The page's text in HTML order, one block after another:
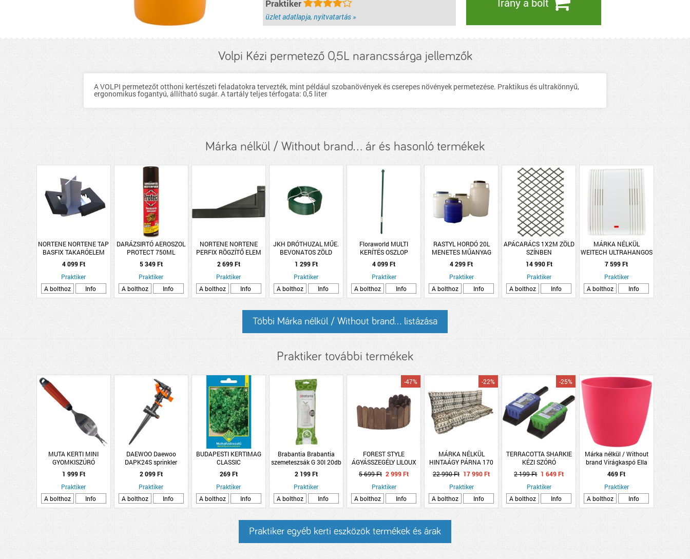
Praktiker
üzlet adatlapja, nyitvatartás »
Volpi Kézi permetező 0,5L narancssárga jellemzők
A VOLPI permetezőt otthoni kertészeti feladatokra tervezték, mint például szobanövények és cserepes növények permetezése. Praktikus és ultrakönnyű,
ergonomikus fogantyú, állítható sugár. A tartály teljes térfogata: 0,5 liter
Márka nélkül / Without brand... ár és hasonló termékek
NORTENE NORTENE TAP
BASFIX TAKARÓELEM
12,5X12,5X2CM
ANTRACIT
4 099 Ft
Praktiker
A bolthoz
Info
DARÁZSIRTÓ AEROSZOL
PROTECT 750ML
5 349 Ft
Praktiker
A bolthoz
Info
NORTENE NORTENE
PERFIX RÖGZÍTŐ ELEM
6X14CM SZÜRKE
2 699 Ft
Praktiker
A bolthoz
Info
JKH DRÓTHUZAL MŰE.
BEVONATOS ZÖLD
0,7/1,2MM 50M
1 299 Ft
Praktiker
A bolthoz
Info
Floraworld MULTI
KERÍTÉS OSZLOP
4 099 Ft
Praktiker
A bolthoz
Info
RASTYL HORDÓ 20L
MENETES MŰANYAG
4 299 Ft
Praktiker
A bolthoz
Info
APÁCARÁCS 1X2M ZÖLD
SZÍNBEN
14 990 Ft
Praktiker
A bolthoz
Info
MÁRKA NÉLKÜL
WEITECH ULTRAHANGOS
SZÚNYOGRIASZTÓ
KÜLTÉRI ELEMES 50M2
7 599 Ft
Praktiker
A bolthoz
Info
Többi Márka nélkül / Without brand... listázása
Praktiker további termékek
MUTA KERTI MINI
GYOMKISZÚRÓ
(TEMETŐI)
1 999 Ft
Praktiker
A bolthoz
Info
DAEWOO Daewoo
DAPK24S sprinkler
permetező tüskével
2 099 Ft
Praktiker
A bolthoz
Info
BUDAPESTI KERTIMAG
CLASSIC
METÉLŐPETREZSELYEM
MOOSKRAUSE
269 Ft
Praktiker
A bolthoz
Info
Brabantia Brabantia
szemeteszsák G 30l 20db
2 199 Ft
Praktiker
A bolthoz
Info
FOREST STYLE
ÁGYÁSSZEGÉLY LILOUX
20X120CM
VASTAGSÁG:1,4CM
-47%
5 699 Ft 2 999 Ft
Praktiker
A bolthoz
Info
MÁRKA NÉLKÜL
HINTAÁGY PÁRNA 170
CM 2 RÉSZES
DARÁLTHABOS
-22%
22 990 Ft 17 990 Ft
Praktiker
A bolthoz
Info
TERRACOTTA SHARKIE
KÉZI SZÓRÓ
-25%
2 199 Ft 1 649 Ft
Praktiker
A bolthoz
Info
Márka nélkül / Without
brand Virágkaspó Ella
matt átm.:13cm élénk
magenta színben
469 Ft
Praktiker
A bolthoz
Info
Praktiker egyéb kerti eszközök termékek és árak